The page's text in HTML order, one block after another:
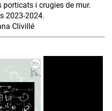
i crugies de mur.
2023-2024.
Clivillé